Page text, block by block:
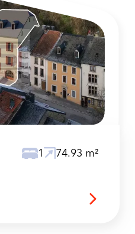
1 74.93 m²